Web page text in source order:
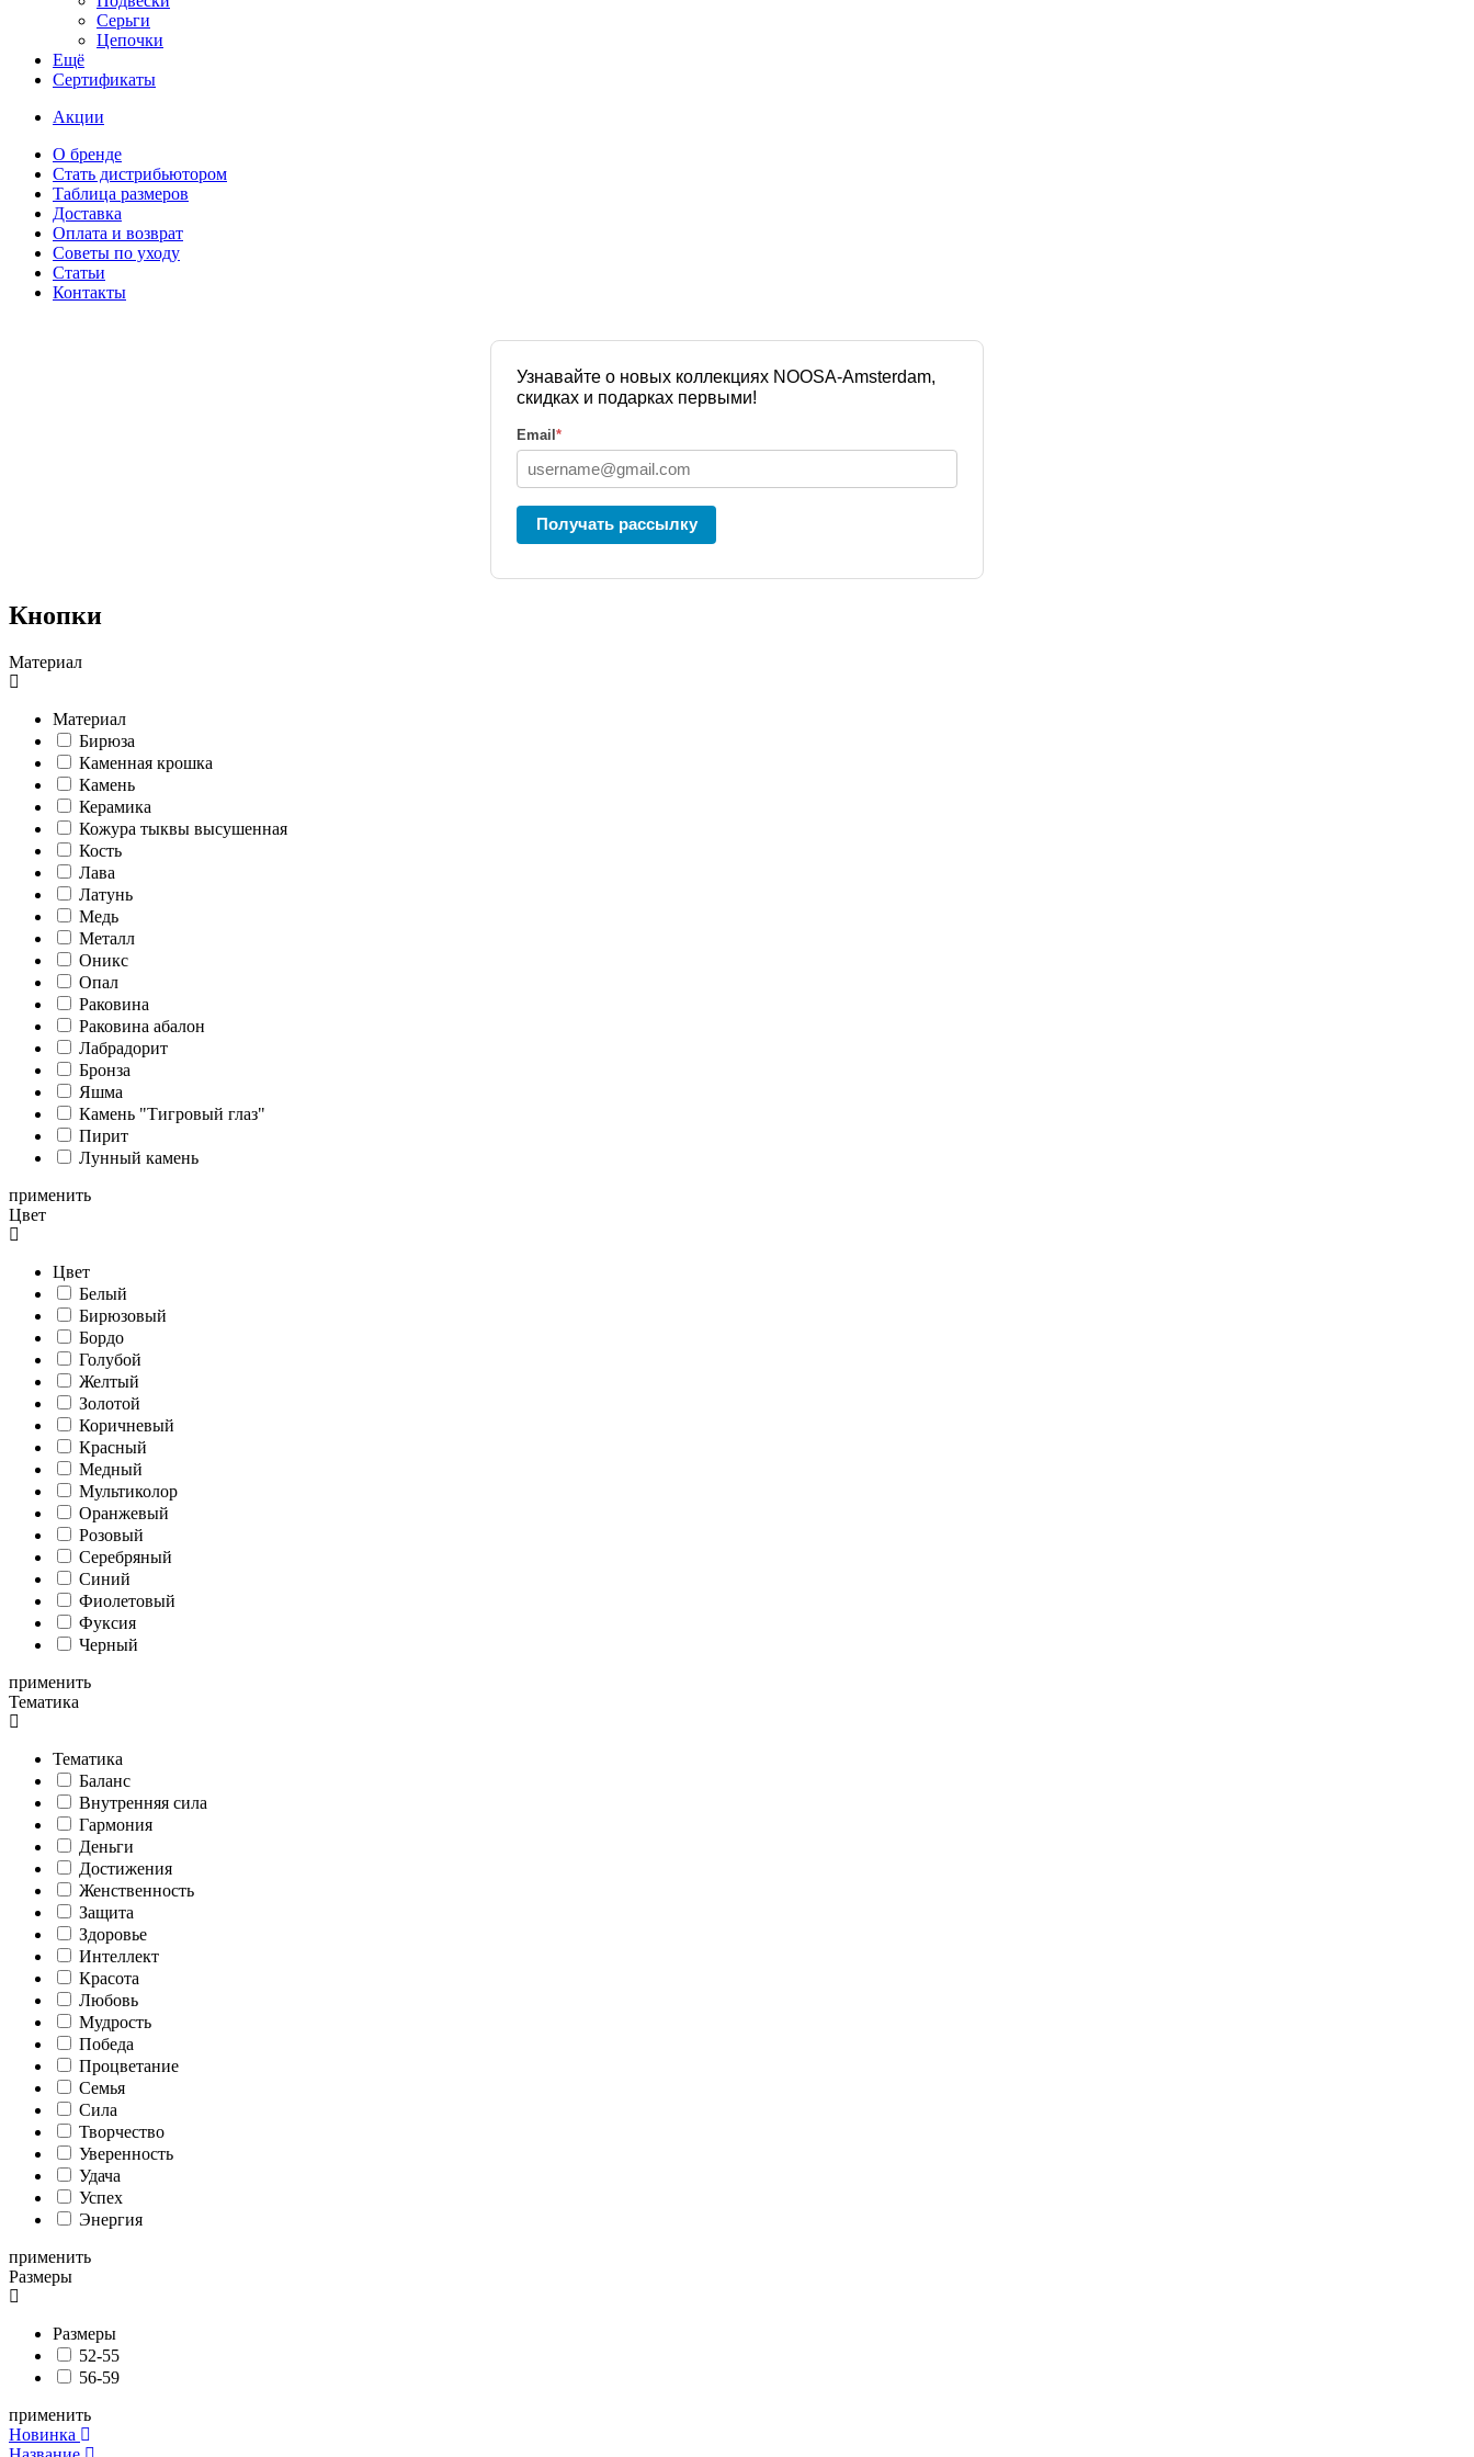
Серьги
Цепочки
Ещё
Сертификаты
Акции
О бренде
Стать дистрибьютором
Таблица размеров
Доставка
Оплата и возврат
Советы по уходу
Статьи
Контакты
Узнавайте о новых коллекциях NOOSA-Amsterdam,
скидках и подарках первыми!
Email *
Получать рассылку
Кнопки
Материал
Материал
Бирюза
Каменная крошка
Камень
Керамика
Кожура тыквы высушенная
Кость
Лава
Латунь
Медь
Металл
Оникс
Опал
Раковина
Раковина абалон
Лабрадорит
Бронза
Яшма
Камень "Тигровый глаз"
Пирит
Лунный камень
применить
Цвет
Цвет
Белый
Бирюзовый
Бордо
Голубой
Желтый
Золотой
Коричневый
Красный
Медный
Мультиколор
Оранжевый
Розовый
Серебряный
Синий
Фиолетовый
Фуксия
Черный
применить
Тематика
Тематика
Баланс
Внутренняя сила
Гармония
Деньги
Достижения
Женственность
Защита
Здоровье
Интеллект
Красота
Любовь
Мудрость
Победа
Процветание
Семья
Сила
Творчество
Уверенность
Удача
Успех
Энергия
применить
Размеры
Размеры
52-55
56-59
применить
Новинка